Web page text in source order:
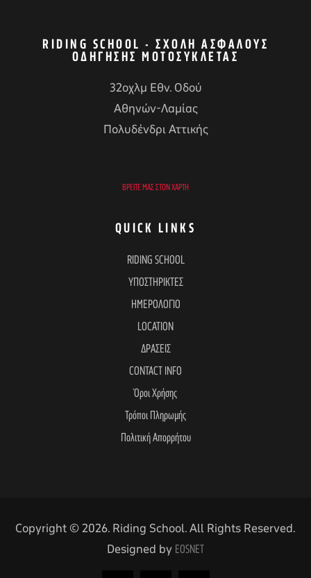
RIDING SCHOOL - ΣΧΟΛΉ ΑΣΦΑΛΟΎΣ
ΟΔΉΓΗΣΗΣ ΜΟΤΟΣΥΚΛΈΤΑΣ
32οχλμ Εθν. Οδού
Αθηνών-Λαμίας
Πολυδένδρι Αττικής
ΒΡΕΊΤΕ ΜΑΣ ΣΤΟΝ ΧΆΡΤΗ
QUICK LINKS
RIDING SCHOOL
ΥΠΟΣΤΗΡΙΚΤΕΣ
ΗΜΕΡΟΛΟΓΙΟ
LOCATION
ΔΡΑΣΕΙΣ
CONTACT INFO
Όροι Χρήσης
Τρόποι Πληρωμής
Πολιτική Απορρήτου
Copyright © 2026. Riding School. All Rights Reserved.
Designed by EOSNET